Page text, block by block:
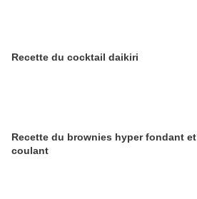
Recette du cocktail daikiri
Recette du brownies hyper fondant et
coulant